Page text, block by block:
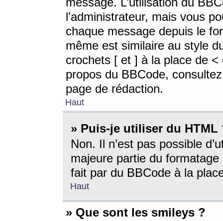
l’administrateur, mais vous
chaque message depuis le
même est similaire au style
crochets [ et ] à la place de <
propos du BBCode,
page de rédaction.
Haut
» Puis-je utiliser du HTML
Non. Il n’est pas possible
majeure partie du
fait par du BBCode à la
Haut
» Que sont les smileys ?